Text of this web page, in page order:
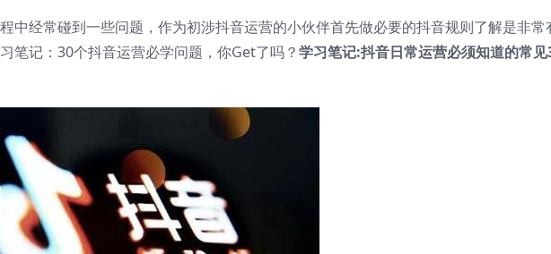
中经常碰到一些问题，作为初涉抖音运营的小伙伴首先做必要的抖音规则了解是非常
笔记：30个抖音运营必学问题，你Get了吗？学习笔记:抖音日常运营必须知道的常